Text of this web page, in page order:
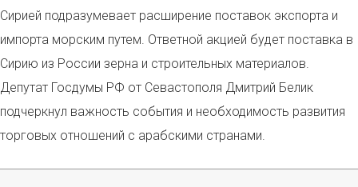
Сирией подразумевает расширение поставок экспорта и
импорта морским путем. Ответной акцией будет поставка в
Сирию из России зерна и строительных материалов.
Депутат Госдумы РФ от Севастополя Дмитрий Белик
подчеркнул важность события и необходимость развития
торговых отношений с арабскими странами.